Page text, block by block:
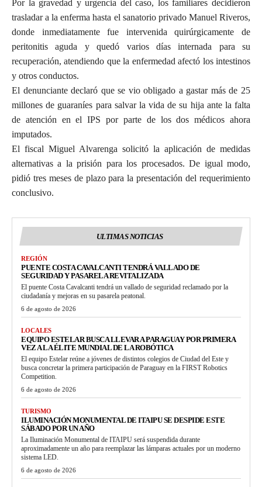
Por la gravedad y urgencia del caso, los familiares decidieron
trasladar a la enferma hasta el sanatorio privado Manuel Riveros,
donde inmediatamente fue intervenida quirúrgicamente de
peritonitis aguda y quedó varios días internada para su
recuperación, atendiendo que la enfermedad afectó los intestinos
y otros conductos.
El denunciante declaró que se vio obligado a gastar más de 25
millones de guaraníes para salvar la vida de su hija ante la falta
de atención en el IPS por parte de los dos médicos ahora
imputados.
El fiscal Miguel Alvarenga solicitó la aplicación de medidas
alternativas a la prisión para los procesados. De igual modo,
pidió tres meses de plazo para la presentación del requerimiento
conclusivo.
ULTIMAS NOTICIAS
REGIÓN
PUENTE COSTA CAVALCANTI TENDRÁ VALLADO DE
SEGURIDAD Y PASARELA REVITALIZADA
El puente Costa Cavalcanti tendrá un vallado de seguridad reclamado por la
ciudadanía y mejoras en su pasarela peatonal.
6 de agosto de 2026
LOCALES
EQUIPO ESTELAR BUSCA LLEVAR A PARAGUAY POR PRIMERA
VEZ A LA ÉLITE MUNDIAL DE LA ROBÓTICA
El equipo Estelar reúne a jóvenes de distintos colegios de Ciudad del Este y
busca concretar la primera participación de Paraguay en la FIRST Robotics
Competition.
6 de agosto de 2026
TURISMO
ILUMINACIÓN MONUMENTAL DE ITAIPU SE DESPIDE ESTE
SÁBADO POR UN AÑO
La Iluminación Monumental de ITAIPU será suspendida durante
aproximadamente un año para reemplazar las lámparas actuales por un moderno
sistema LED.
6 de agosto de 2026